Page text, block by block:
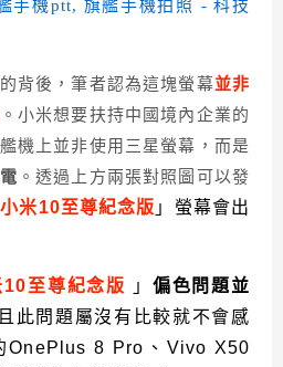
背後，筆者認為這塊螢幕並非
。小米想要扶持中國境內企業的
機上並非使用三星螢幕，而是
。透過上方兩張對照圖可以發
小米10至尊紀念版 」螢幕會出
10至尊紀念版 」 偏色問題並
此問題屬沒有比較就不會感
OnePlus 8 Pro、Vivo X50